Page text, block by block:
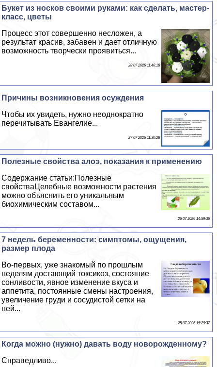
Букет из носков своими руками: как сделать, мастер-
класс, цветы
Процесс этот совершенно несложен, а
результат красив, забавен и дает отличную
возможность творчески проявиться...
28 07 2026 11:46:18
Причины возникновения осуждения
Чтобы их увидеть, нужно неоднократно
перечитывать Евангелие...
27 07 2026 11:30:28
Полезные свойства алоэ, показания к применению
Содержание статьи:Полезные
свойстваЦелебные возможности растения
можно объяснить его уникальным
биохимическим составом...
26 07 2026 14:59:36
7 недель беременности: симптомы, ощущения,
размер плода
Во-первых, уже знакомый по прошлым
неделям достающий токсикоз, состояние
сонливости, явное изменение вкуса и
аппетита, постоянные смены настроения,
увеличение гpyди и сосудистой сетки на
ней...
25 07 2026 15:29:37
Когда можно (нужно) давать воду новорожденному?
Справедливо...